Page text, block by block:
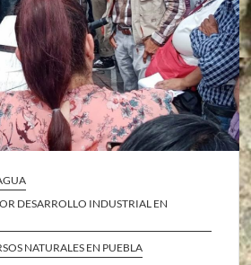
DESARROLLO INDUSTRIAL EN
NATURALES EN PUEBLA